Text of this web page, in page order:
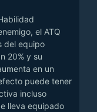
el ATQ
del equipo
20% y su
en un
puede tener
incluso
lleva equipado